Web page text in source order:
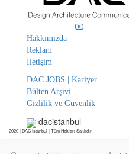
Hakkımızda
Reklam
İletişim
DAC JOBS | Kariyer
Bülten Arşivi
Gizlilik ve Güvenlik
dacistanbul
2020 | DAC İstanbul | Tüm Hakları Saklıdır